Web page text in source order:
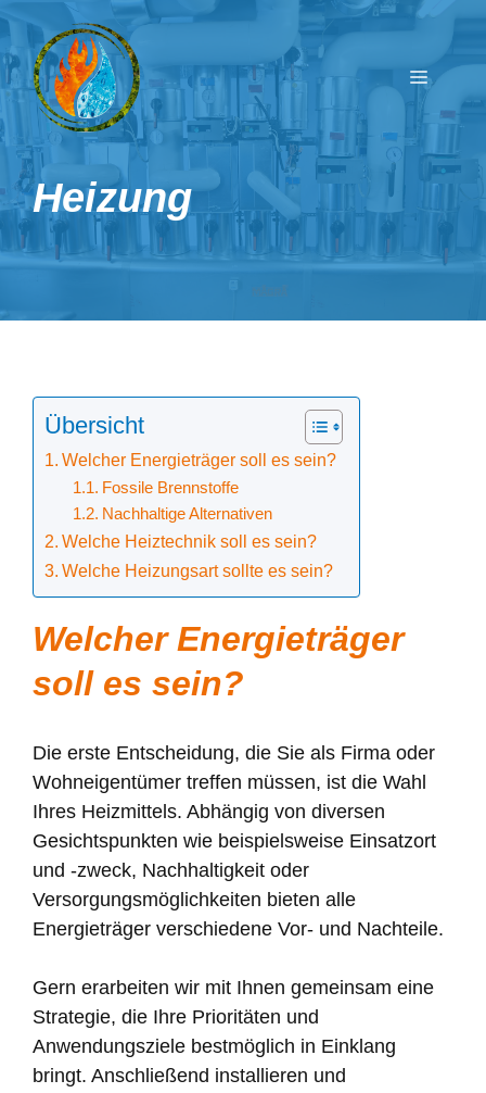
Zum
Inhalt
springen
Menü
Heizung
Übersicht
Welcher Energieträger soll es sein?
Fossile Brennstoffe
Nachhaltige Alternativen
Welche Heiztechnik soll es sein?
Welche Heizungsart sollte es sein?
Welcher Energieträger
soll es sein?
Die erste Entscheidung, die Sie als Firma oder
Wohneigentümer treffen müssen, ist die Wahl
Ihres Heizmittels. Abhängig von diversen
Gesichtspunkten wie beispielsweise Einsatzort
und -zweck, Nachhaltigkeit oder
Versorgungsmöglichkeiten bieten alle
Energieträger verschiedene Vor- und Nachteile.
Gern erarbeiten wir mit Ihnen gemeinsam eine
Strategie, die Ihre Prioritäten und
Anwendungsziele bestmöglich in Einklang
bringt. Anschließend installieren und